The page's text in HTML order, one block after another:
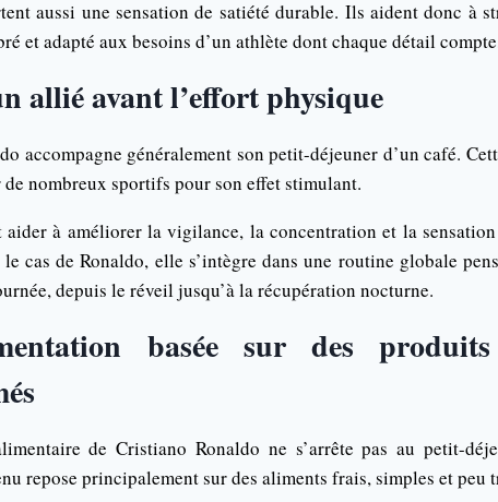
aussi une sensation de satiété durable. Ils aident donc à
et adapté aux besoins d’un athlète dont chaque détail
allié avant l’effort physique
accompagne généralement son petit-déjeuner d’un café.
de nombreux sportifs pour son effet stimulant.
à améliorer la vigilance, la concentration et la
cas de Ronaldo, elle s’intègre dans une routine globale
depuis le réveil jusqu’à la récupération nocturne.
basée sur des
de Cristiano Ronaldo ne s’arrête pas au petit-
repose principalement sur des aliments frais, simples et peu